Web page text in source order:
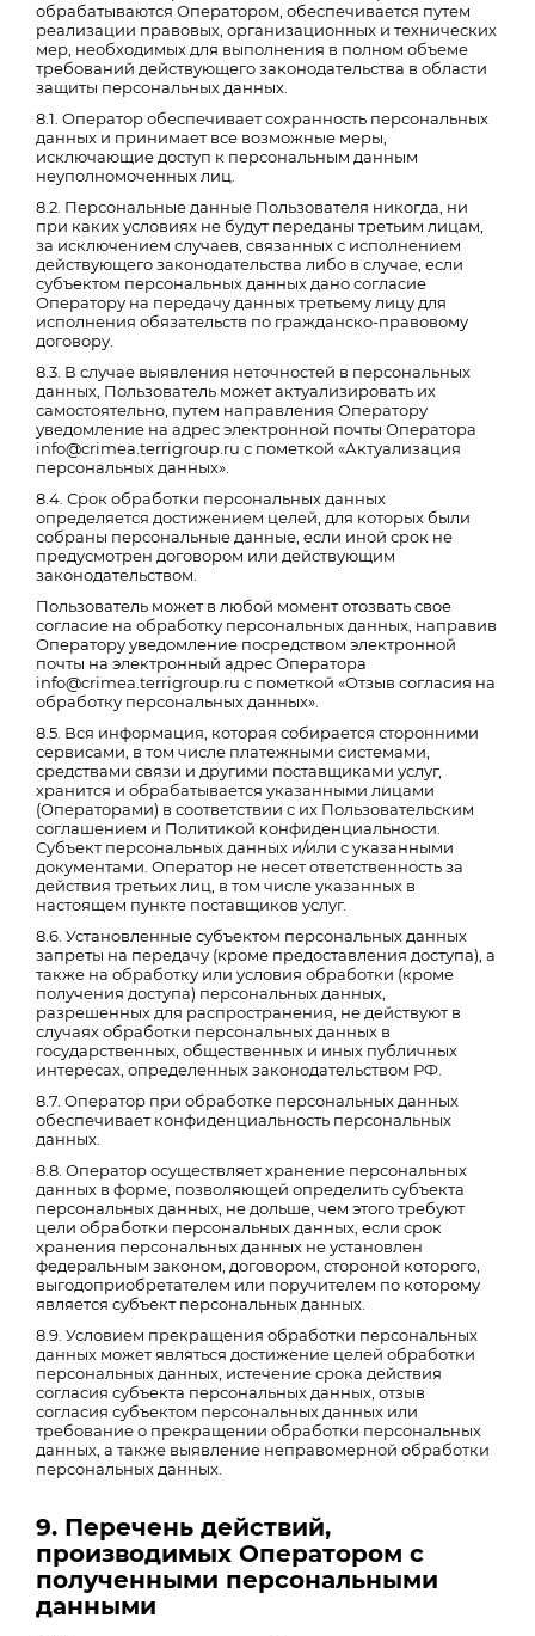
обрабатываются Оператором, обеспечивается путем
реализации правовых, организационных и технических
мер, необходимых для выполнения в полном объеме
требований действующего законодательства в области
защиты персональных данных.
8.1. Оператор обеспечивает сохранность персональных
данных и принимает все возможные меры,
исключающие доступ к персональным данным
неуполномоченных лиц.
8.2. Персональные данные Пользователя никогда, ни
при каких условиях не будут переданы третьим лицам,
за исключением случаев, связанных с исполнением
действующего законодательства либо в случае, если
субъектом персональных данных дано согласие
Оператору на передачу данных третьему лицу для
исполнения обязательств по гражданско-правовому
договору.
8.3. В случае выявления неточностей в персональных
данных, Пользователь может актуализировать их
самостоятельно, путем направления Оператору
уведомление на адрес электронной почты Оператора
info@crimea.terrigroup.ru с пометкой «Актуализация
персональных данных».
8.4. Срок обработки персональных данных
определяется достижением целей, для которых были
собраны персональные данные, если иной срок не
предусмотрен договором или действующим
законодательством.
Пользователь может в любой момент отозвать свое
согласие на обработку персональных данных, направив
Оператору уведомление посредством электронной
почты на электронный адрес Оператора
info@crimea.terrigroup.ru с пометкой «Отзыв согласия на
обработку персональных данных».
8.5. Вся информация, которая собирается сторонними
сервисами, в том числе платежными системами,
средствами связи и другими поставщиками услуг,
хранится и обрабатывается указанными лицами
(Операторами) в соответствии с их Пользовательским
соглашением и Политикой конфиденциальности.
Субъект персональных данных и/или с указанными
документами. Оператор не несет ответственность за
действия третьих лиц, в том числе указанных в
настоящем пункте поставщиков услуг.
8.6. Установленные субъектом персональных данных
запреты на передачу (кроме предоставления доступа), а
также на обработку или условия обработки (кроме
получения доступа) персональных данных,
разрешенных для распространения, не действуют в
случаях обработки персональных данных в
государственных, общественных и иных публичных
интересах, определенных законодательством РФ.
8.7. Оператор при обработке персональных данных
обеспечивает конфиденциальность персональных
данных.
8.8. Оператор осуществляет хранение персональных
данных в форме, позволяющей определить субъекта
персональных данных, не дольше, чем этого требуют
цели обработки персональных данных, если срок
хранения персональных данных не установлен
федеральным законом, договором, стороной которого,
выгодоприобретателем или поручителем по которому
является субъект персональных данных.
8.9. Условием прекращения обработки персональных
данных может являться достижение целей обработки
персональных данных, истечение срока действия
согласия субъекта персональных данных, отзыв
согласия субъектом персональных данных или
требование о прекращении обработки персональных
данных, а также выявление неправомерной обработки
персональных данных.
9. Перечень действий,
производимых Оператором с
полученными персональными
данными